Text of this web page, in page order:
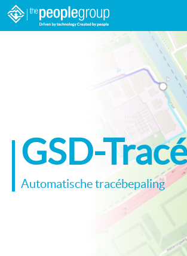
GSD-Tracé
Automatische tracébepaling